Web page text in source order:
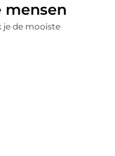
mensen
je de mooiste